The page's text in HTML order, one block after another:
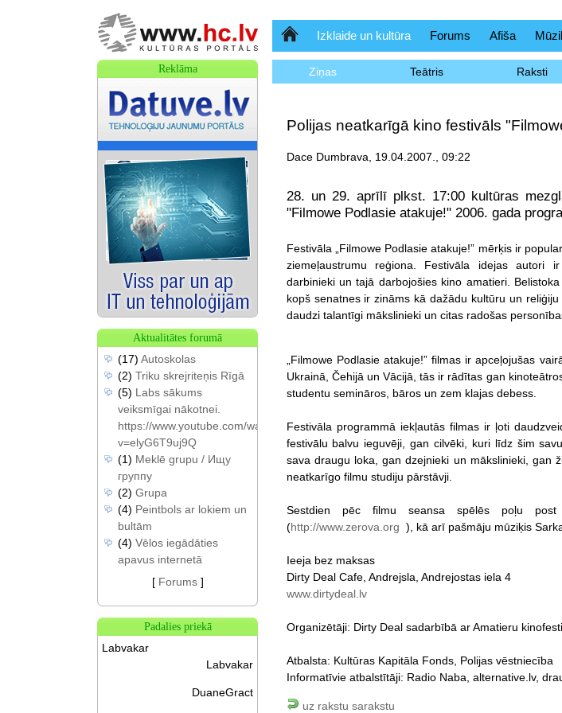
SākumlapaIzklaide un kultūra Forums Afiša
Ziņas Teātris Raksti
Polijas neatkarīgā kino festivāls
Dace Dumbrava, 19.04.2007., 09:22
28. un 29. aprīlī plkst. 17:00 kultūras
"Filmowe Podlasie atakuje!" 2006. gada
Festivāla „Filmowe Podlasie atakuje!” mērķis ir
ziemeļaustrumu reģiona. Festivāla idejas autori
darbinieki un tajā darbojošies kino amatieri.
kopš senatnes ir zināms kā dažādu kultūru un
daudzi talantīgi mākslinieki un citas radošas
„Filmowe Podlasie atakuje!” filmas ir apceļojušas
Ukrainā, Čehijā un Vācijā, tās ir rādītas gan
studentu semināros, bāros un zem klajas debess.
Festivāla programmā iekļautās filmas ir ļoti
festivālu balvu ieguvēji, gan cilvēki, kuri līdz šim
sava draugu loka, gan dzejnieki un mākslinieki, gan
neatkarīgo filmu studiju pārstāvji.
Sestdien pēc filmu seansa spēlēs poļu
(http://www.zerova.org ), kā arī pašmāju mūziķis
Ieeja bez maksas
Dirty Deal Cafe, Andrejsla, Andrejostas iela 4
www.dirtydeal.lv
Organizētāji: Dirty Deal sadarbībā ar Amatieru
Atbalsta: Kultūras Kapitāla Fonds, Polijas vēstniecība
Informatīvie atbalstītāji: Radio Naba, alternative.lv,
uz rakstu sarakstu
Reklāma
Aktualitātes forumā
(17) Autoskolas
(2) Triku skrejriteņis Rīgā
(5) Labs sākums
veiksmīgai nākotnei.
https://www.youtube.com/watch?
v=elyG6T9uj9Q
(1) Meklē grupu / Ищу
группу
(2) Grupa
(4) Peintbols ar lokiem un
bultām
(4) Vēlos iegādāties
apavus internetā
[ Forums]
Padalies priekā
Labvakar
Labvakar
DuaneGract